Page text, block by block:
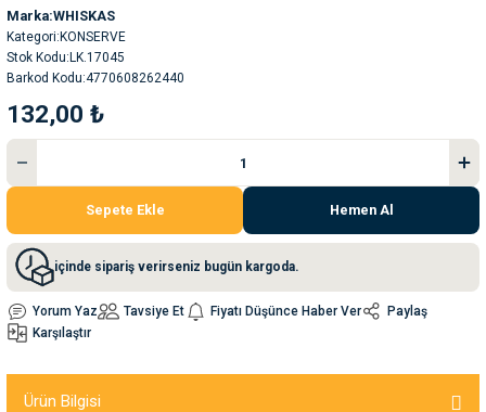
Temizlik Ürünleri
Marka WHISKAS
Kategori KONSERVE
Stok Kodu LK.17045
Barkod Kodu 4770608262440
132,00 ₺
Sepete Ekle Hemen Al
içinde sipariş verirseniz bugün kargoda.
Yorum Yaz Tavsiye Et Fiyatı Düşünce Haber Ver
Paylaş
Karşılaştır
Ürün Bilgisi